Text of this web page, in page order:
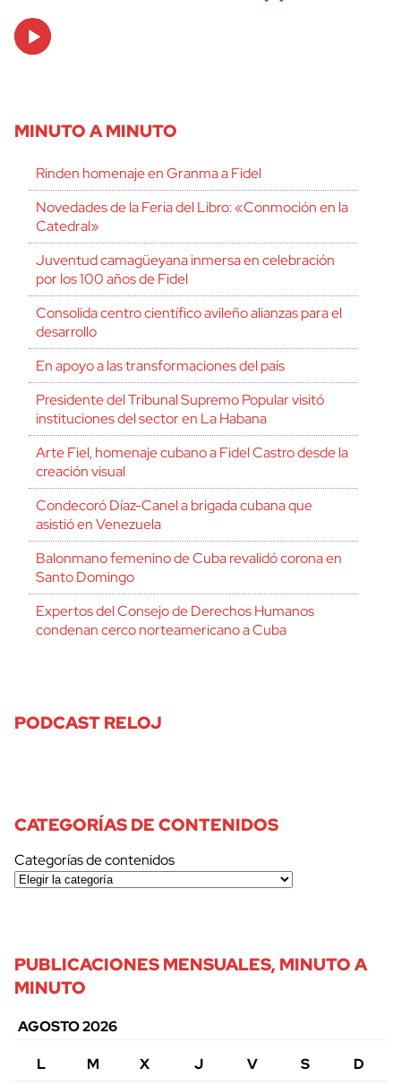
Audio
Player
MINUTO A MINUTO
Rinden homenaje en Granma a Fidel
Novedades de la Feria del Libro: «Conmoción en la
Catedral»
Juventud camagüeyana inmersa en celebración
por los 100 años de Fidel
Consolida centro científico avileño alianzas para el
desarrollo
En apoyo a las transformaciones del país
Presidente del Tribunal Supremo Popular visitó
instituciones del sector en La Habana
Arte Fiel, homenaje cubano a Fidel Castro desde la
creación visual
Condecoró Díaz-Canel a brigada cubana que
asistió en Venezuela
Balonmano femenino de Cuba revalidó corona en
Santo Domingo
Expertos del Consejo de Derechos Humanos
condenan cerco norteamericano a Cuba
PODCAST RELOJ
CATEGORÍAS DE CONTENIDOS
Categorías de contenidos
PUBLICACIONES MENSUALES, MINUTO A
MINUTO
AGOSTO 2026
L
M X J V S
D